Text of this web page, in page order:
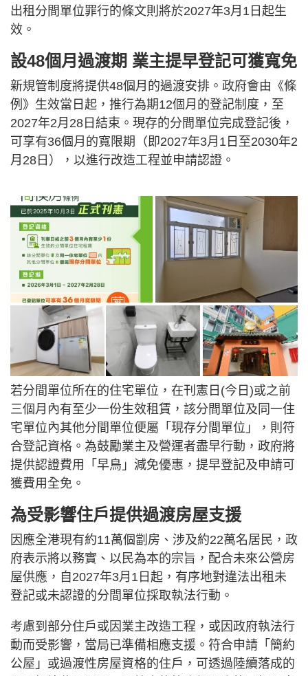
出租分間單位罪行的條文則將於2027年3月1日起生
效。
設48個月過渡期 業主提早登記可獲寬免
新規管制度將提供48個月的過渡安排。政府會由《條
例》生效當日起，推行為期12個月的登記制度，至
2027年2月28日結束。現存的分間單位完成登記後，
可享有36個月的寬限期（即2027年3月1日至2030年2
月28日），以進行改造工程並申請認證。
若分間單位所在的住宅單位，在刊憲日(今日)或之前
三個月內有至少一份生效租賃，該分間單位及同一住
宅單位內其他分間單位便屬「現存分間單位」，則符
合登記資格。為鼓勵業主及營運者盡早行動，政府將
提供認證費用「早鳥」減免優惠，提早登記及申請可
獲費用全免。
為受影響住戶提供過渡房屋支援
因應全港現有約11萬個劏房、涉及約22萬名居民，政
府表示將以務實、以民為本的宗旨，配合未來公營房
屋供應，自2027年3月1日起，有序地對違法出租未
登記或未認證的分間單位採取執法行動。
考慮到部分住戶或因業主改造工程，或因政府執法行
動而受影響，當局已準備相應支援。符合申請「簡約
公屋」或過渡性房屋資格的住戶，可透過陸續落成的